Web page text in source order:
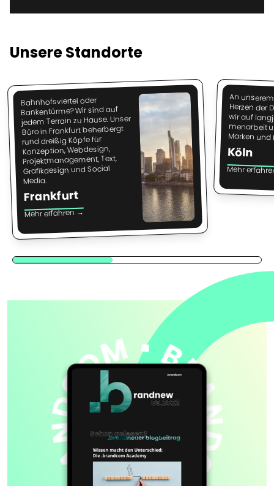
Unsere Standorte
Bahnhofsviertel oder
Bankentürme? Wir sind auf
jedem Terrain zu Hause. Unser
Büro in Frankfurt beherbergt
rund dreißig Köpfe für
Konzeption, Webdesign,
Projektmanagement, Text,
Grafikdesign und Social
Media.
Frankfurt
Mehr erfahren →
An
Herzen der
men­arbeit
Marken
Köln
Mehr